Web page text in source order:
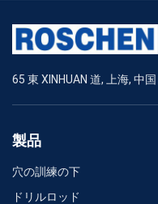
65 東 XINHUAN 道, 上海, 中国
製品
穴の訓練の下
ドリルロッド